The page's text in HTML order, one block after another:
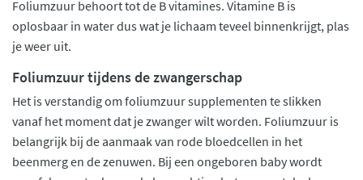
Foliumzuur behoort tot de B vitamines. Vitamine B is
oplosbaar in water dus wat je lichaam teveel binnenkrijgt, plas
je weer uit.
Foliumzuur tijdens de zwangerschap
Het is verstandig om foliumzuur supplementen te slikken
vanaf het moment dat je zwanger wilt worden. Foliumzuur is
belangrijk bij de aanmaak van rode bloedcellen in het
beenmerg en de zenuwen. Bij een ongeboren baby wordt